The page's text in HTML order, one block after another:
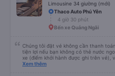
Limousine 34 giường (mới)
Thaco Auto Phú Yên
4 giờ 30 phút
Bến xe Quảng Ngãi
Chúng tôi đặt vé không cần thanh
tiện lợi nếu bạn không có thẻ nước
xe (điểm khởi hành được ghi trên vé),
Chúng tôi cũng quyết định mua vé
Xem thêm